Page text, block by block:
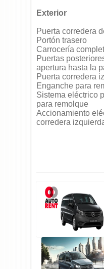
Exterior
Puerta corredera
Portón trasero
Carrocería
Puertas
apertura hasta la
Puerta corredera
Enganche para
Sistema eléctrico
para remolque
Accionamiento
corredera